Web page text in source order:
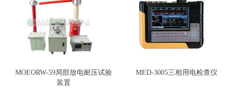
MOEORW-59局部放电耐压试验
装置
MED-3005三相用电检查仪